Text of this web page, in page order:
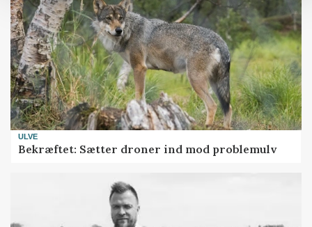
ULVE
Bekræftet: Sætter droner ind mod problemulv